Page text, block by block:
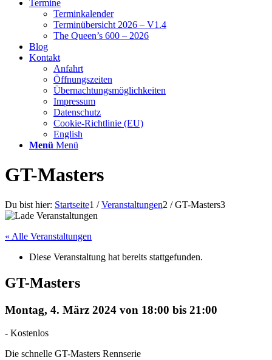
Termine
Terminkalender
Terminübersicht 2026 – V1.4
The Queen’s 600 – 2026
Blog
Kontakt
Anfahrt
Öffnungszeiten
Übernachtungsmöglichkeiten
Impressum
Datenschutz
Cookie-Richtlinie (EU)
English
Menü Menü
GT-Masters
Du bist hier: Startseite1 / Veranstaltungen2 / GT-Masters3
« Alle Veranstaltungen
Diese Veranstaltung hat bereits stattgefunden.
GT-Masters
Montag, 4. März 2024 von 18:00 bis 21:00
- Kostenlos
Die schnelle GT-Masters Rennserie